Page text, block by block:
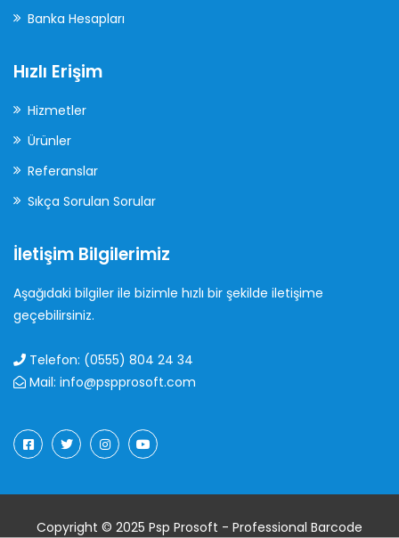
Banka Hesapları
Hızlı Erişim
Hizmetler
Ürünler
Referanslar
Sıkça Sorulan Sorular
İletişim Bilgilerimiz
Aşağıdaki bilgiler ile bizimle hızlı bir şekilde iletişime
geçebilirsiniz.
Telefon: (0555) 804 24 34
Mail: info@pspprosoft.com
Copyright © 2025 Psp Prosoft - Professional Barcode